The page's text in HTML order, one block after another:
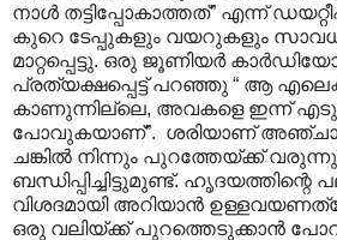
നാൾ തട്ടിപ്പോകാത്തത്” എന്ന്
കുറെ ടേപ്പുകളും വയറുകളും
മാറ്റപ്പെട്ടു. ഒരു ജൂണിയർ
പ്രത്യക്ഷപ്പെട്ട് പറഞ്ഞു “ ആ
കാണുന്നില്ലെ, അവകളെ ഇന്ന്
പോവുകയാണ്”. ശരിയാണ്
ചങ്കിൽ നിന്നും പുറത്തേയ്ക്ക്
ബന്ധിപ്പിച്ചിട്ടുമുണ്ട്.
വിശദമായി അറിയാൻ
ഒരു വലിയ്ക്ക് പുറത്തെടുക്കാൻ